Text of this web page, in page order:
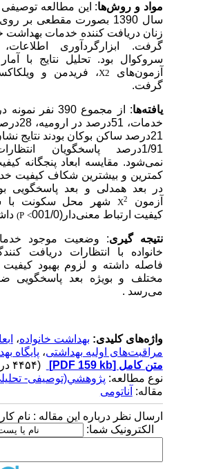
مواد و روش‌ها: این مطالعه توصیفی –
زنان دریافت کننده خدمات بهداشت
گرفت. ابزارگردآوری
اطلاعات،
سروکوال بود. تحلیل نتایج با آمار
آزمون‌هایX2، فریدمن و
گرفت.
یافته‌ها
: از مجموع 390 نفر
خدمات، 51درصد
21درصد ساکن بوکان بودند نتایج
1/91درصد پاسخگویان
نمی‌شود. مقایسه ابعاد پنجگانه
کمترین و بیشترین شکاف کیفیت
در بعد همدلی و بعد پاسخگویی
آزمون
Xشهر محل سکونت با
کیفیت ارتباط معنی‌دار(001/0
<
(P
نتیجه گیری: وضعیت موجود
خانواده با انتظارات دریافت
فاصله داشته و لزوم بهبود کیفیت
مختلف و بویژه بعد پاسخگویی
می‌رسد .
واژه‌های کلیدی:بهداشت خانواده،
مراقبت‌های اولیه بهداشتی،پایگاه
متن کامل[PDF 159 kb]
نوع مطالعه:پژوهشي(توصیفی-
مقاله:آناتومی
ارسال نظر درباره این مقاله : نام
الکترونیک شما: